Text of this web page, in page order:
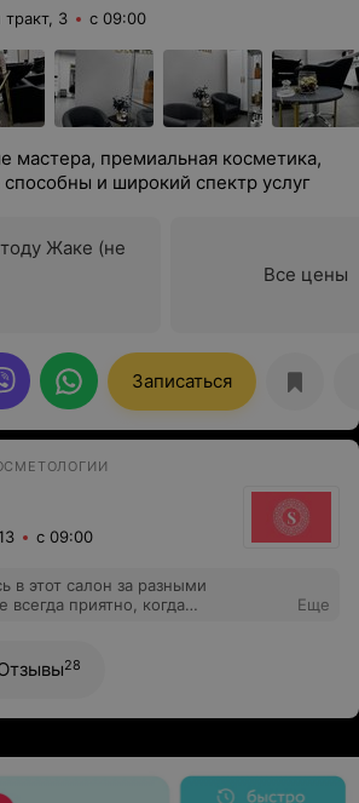
3 с 09:00
мастера, премиальная косметика,
и широкий спектр услуг
Жаке (не
Все цены
Записаться
с 09:00
в этот салон за разными
приятно, когда
нашла профессиональных врачей
и Наталью Константиновну
настоящими экспертами в
окунуться в уютную атмосферу
себя важным клиентом.
Еще
28